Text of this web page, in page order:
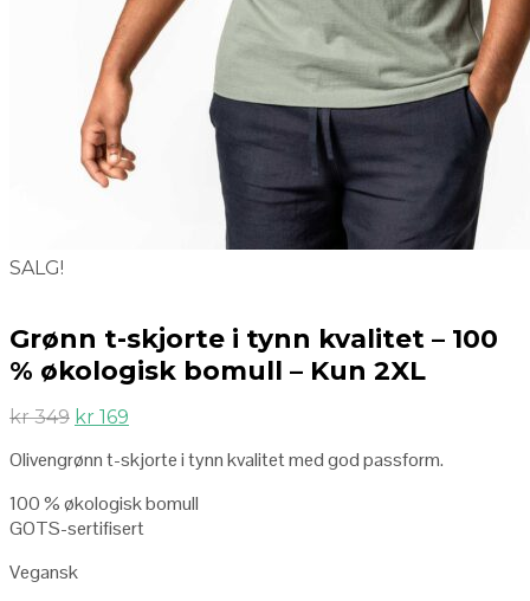
SALG!
Grønn t-skjorte i tynn kvalitet – 100
% økologisk bomull – Kun 2XL
kr349 kr 169
Olivengrønn t-skjorte i tynn kvalitet med god passform.
100 % økologisk bomull
GOTS-sertifisert
Vegansk